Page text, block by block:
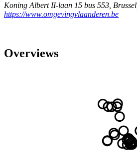
Koning Albert II-laan 15 bus 553 Brussel
https://www.omgevingvlaanderen.be
Overviews